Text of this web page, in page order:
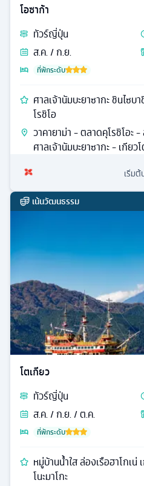
โอซาก้า
ทัวร์ญี่ปุ่น
ส.ค. / ก.ย.
ที่พักระดับ
ศาลเจ้านัมบะยาซากะ ชินไซ
โรชิโอ
วาคายาม่า - ตลาดคุโรชิโอะ
ศาลเจ้านัมบะยาซากะ - เกีย
เริ่มต้
เน้นวัฒนธรรม
โตเกียว
ทัวร์ญี่ปุ่น
ส.ค. / ก.ย. / ต.ค.
ที่พักระดับ
หมู่บ้านน้ำใส ล่องเรือฮาโกเน่
โนะมาโกะ